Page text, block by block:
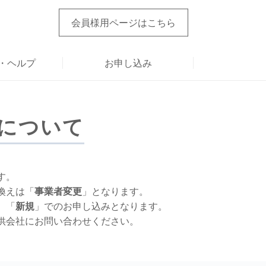
会員様用ページはこちら
ヘルプ お申し込み
ついて
えは「事業者変更 」となります。
「新規 」でのお申し込みとなります。
社にお問い合わせください。